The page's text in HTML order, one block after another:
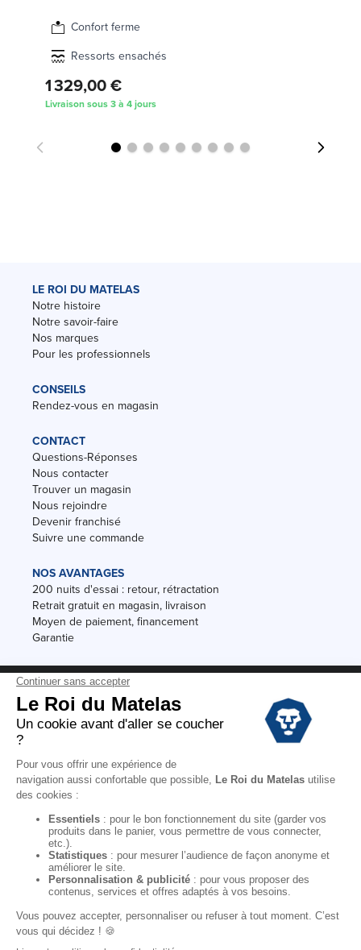
Confort ferme
Ressorts ensachés
1 329,00 €
Livraison sous 3 à 4 jours
LE ROI DU MATELAS
Notre histoire
Notre savoir-faire
Nos marques
Pour les professionnels
CONSEILS
Rendez-vous en magasin
CONTACT
Questions-Réponses
Nous contacter
Trouver un magasin
Nous rejoindre
Devenir franchisé
Suivre une commande
NOS AVANTAGES
200 nuits d'essai : retour, rétractation
Retrait gratuit en magasin, livraison
Moyen de paiement, financement
Garantie
Conditions des offres
Black Friday
Destockage
Conditions Générales de vente magasin
Mentions Légales
Données personnelles
Codes promo Le Roi du Matelas